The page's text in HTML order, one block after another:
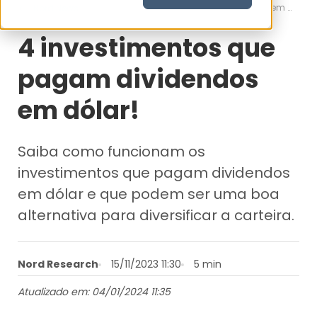
4 investimentos que pagam dividendos em dólar!
4 investimentos que
pagam dividendos
em dólar!
Saiba como funcionam os
investimentos que pagam dividendos
em dólar e que podem ser uma boa
alternativa para diversificar a carteira.
Nord Research 15/11/2023 11:30
5 min
Atualizado em: 04/01/2024 11:35